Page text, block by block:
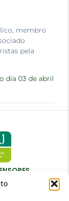
membro
pela
dia 03 de abril